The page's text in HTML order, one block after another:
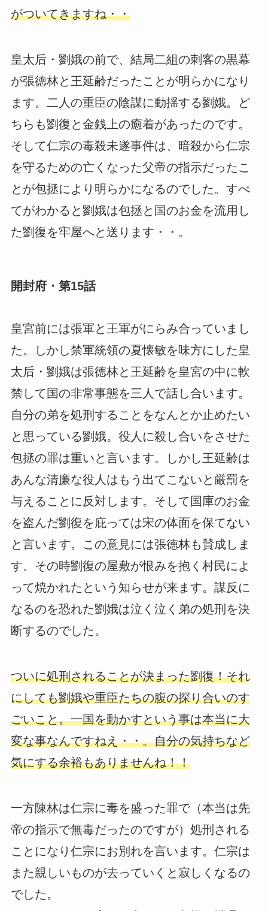
がついてきますね・・
皇太后・劉娥の前で、結局二組の刺客の黒幕
が張徳林と王延齢だったことが明らかになり
ます。二人の重臣の陰謀に動揺する劉娥。ど
ちらも劉復と金銭上の癒着があったのです。
そして仁宗の毒殺未遂事件は、暗殺から仁宗
を守るための亡くなった父帝の指示だったこ
とが包拯により明らかになるのでした。すべ
てがわかると劉娥は包拯と国のお金を流用し
た劉復を牢屋へと送ります・・。
開封府・第15話
皇宮前には張軍と王軍がにらみ合っていまし
た。しかし禁軍統領の夏懐敏を味方にした皇
太后・劉娥は張徳林と王延齢を皇宮の中に軟
禁して国の非常事態を三人で話し合います。
自分の弟を処刑することをなんとか止めたい
と思っている劉娥。役人に殺し合いをさせた
包拯の罪は重いと言います。しかし王延齢は
あんな清廉な役人はもう出てこないと厳罰を
与えることに反対します。そして国庫のお金
を盗んだ劉復を庇っては宋の体面を保てない
と言います。この意見には張徳林も賛成しま
す。その時劉復の屋敷が恨みを抱く村民によ
って焼かれたという知らせが来ます。謀反に
なるのを恐れた劉娥は泣く泣く弟の処刑を決
断するのでした。
ついに処刑されることが決まった劉復！それ
にしても劉娥や重臣たちの腹の探り合いのす
ごいこと。一国を動かすという事は本当に大
変な事なんですねえ・・。自分の気持ちなど
気にする余裕もありませんね！！
一方陳林は仁宗に毒を盛った罪で（本当は先
帝の指示で無毒だったのですが）処刑される
ことになり仁宗にお別れを言います。仁宗は
また親しいものが去っていくと寂しくなるの
でした。